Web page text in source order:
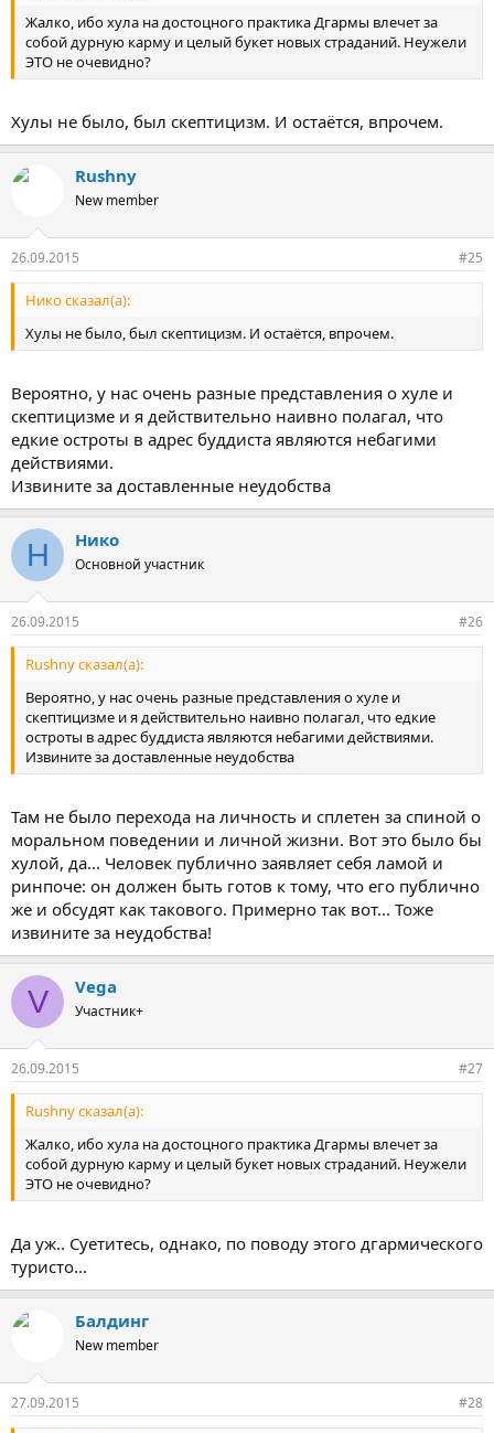
Жалко, ибо хула на достоцного практика Дгармы влечет за
собой дурную карму и целый букет новых страданий. Неужели
ЭТО не очевидно?
Хулы не было, был скептицизм. И остаётся, впрочем.
Rushny
New member
26.09.2015 #25
Нико сказал(а):
Хулы не было, был скептицизм. И остаётся, впрочем.
Вероятно, у нас очень разные представления о хуле и
скептицизме и я действительно наивно полагал, что
едкие остроты в адрес буддиста являются небагими
действиями.
Извините за доставленные неудобства
Н Нико
Основной участник
26.09.2015 #26
Rushny сказал(а):
Вероятно, у нас очень разные представления о хуле и
скептицизме и я действительно наивно полагал, что едкие
остроты в адрес буддиста являются небагими действиями.
Извините за доставленные неудобства
Там не было перехода на личность и сплетен за спиной о
моральном поведении и личной жизни. Вот это было бы
хулой, да... Человек публично заявляет себя ламой и
ринпоче: он должен быть готов к тому, что его публично
же и обсудят как такового. Примерно так вот... Тоже
извините за неудобства!
V Vega
Участник+
26.09.2015 #27
Rushny сказал(а):
Жалко, ибо хула на достоцного практика Дгармы влечет за
собой дурную карму и целый букет новых страданий. Неужели
ЭТО не очевидно?
Да уж.. Суетитесь, однако, по поводу этого дгармического
туристо...
Балдинг
New member
27.09.2015 #28